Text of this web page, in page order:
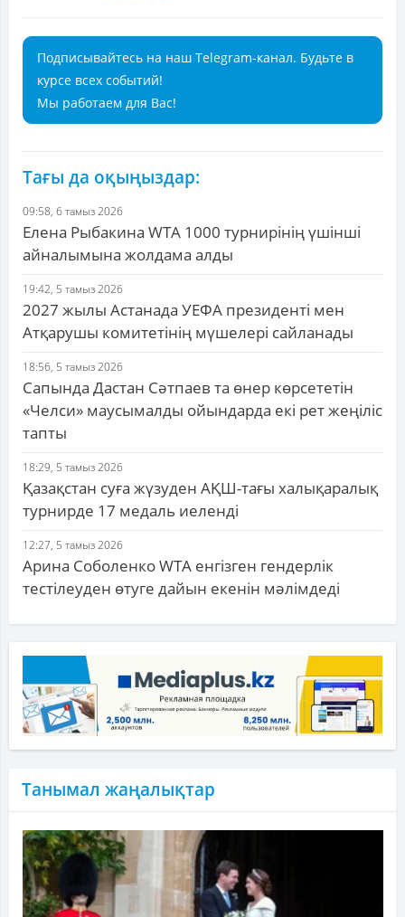
Подписывайтесь на наш Telegram-канал. Будьте в
курсе всех событий!
Мы работаем для Вас!
Тағы да оқыңыздар:
09:58, 6 тамыз 2026
Елена Рыбакина WTA 1000 турнирінің үшінші
айналымына жолдама алды
19:42, 5 тамыз 2026
2027 жылы Астанада УЕФА президенті мен
Атқарушы комитетінің мүшелері сайланады
18:56, 5 тамыз 2026
Сапында Дастан Сәтпаев та өнер көрсететін
«Челси» маусымалды ойындарда екі рет жеңіліс
тапты
18:29, 5 тамыз 2026
Қазақстан суға жүзуден АҚШ-тағы халықаралық
турнирде 17 медаль иеленді
12:27, 5 тамыз 2026
Арина Соболенко WTA енгізген гендерлік
тестілеуден өтуге дайын екенін мәлімдеді
Танымал жаңалықтар